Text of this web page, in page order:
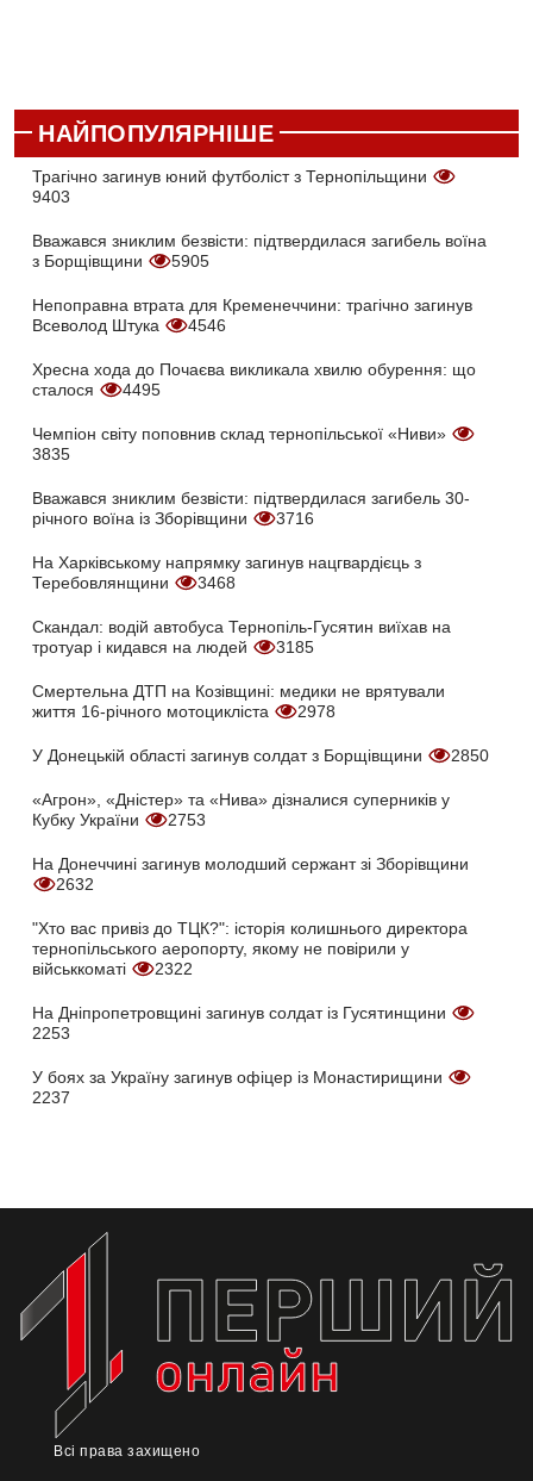
НАЙПОПУЛЯРНІШЕ
Трагічно загинув юний футболіст з Тернопільщини
9403
Вважався зниклим безвісти: підтвердилася загибель воїна
з Борщівщини
5905
Непоправна втрата для Кременеччини: трагічно загинув
Всеволод Штука
4546
Хресна хода до Почаєва викликала хвилю обурення: що
сталося
4495
Чемпіон світу поповнив склад тернопільської «Ниви»
3835
Вважався зниклим безвісти: підтвердилася загибель 30-
річного воїна із Зборівщини
3716
На Харківському напрямку загинув нацгвардієць з
Теребовлянщини
3468
Скандал: водій автобуса Тернопіль-Гусятин виїхав на
тротуар і кидався на людей
3185
Смертельна ДТП на Козівщині: медики не врятували
життя 16-річного мотоцикліста
2978
У Донецькій області загинув солдат з Борщівщини 2850
«Агрон», «Дністер» та «Нива» дізналися суперників у
Кубку України
2753
На Донеччині загинув молодший сержант зі Зборівщини
2632
"Хто вас привіз до ТЦК?": історія колишнього директора
тернопільського аеропорту, якому не повірили у
військкоматі
2322
На Дніпропетровщині загинув солдат із Гусятинщини
2253
У боях за Україну загинув офіцер із Монастирищини
2237
Всі права захищено